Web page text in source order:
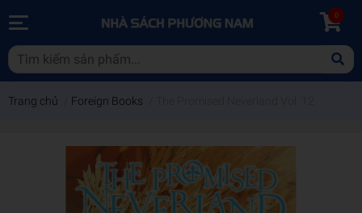
0
Trang chủ Foreign Books